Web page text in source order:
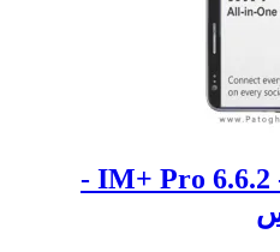
مسنجر قوی آندروید - IM+ Pro 6.6.2 -